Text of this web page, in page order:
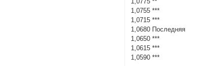
1,0755 ***
1,0715 ***
1,0680 Последняя
1,0650 ***
1,0615 ***
1,0590 ***